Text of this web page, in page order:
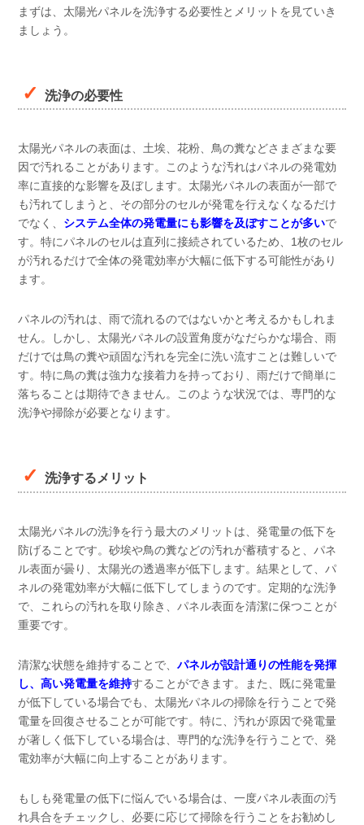
まずは、太陽光パネルを洗浄する必要性とメリットを見ていき
ましょう。
洗浄の必要性
太陽光パネルの表面は、土埃、花粉、鳥の糞などさまざまな要
因で汚れることがあります。このような汚れはパネルの発電効
率に直接的な影響を及ぼします。太陽光パネルの表面が一部で
も汚れてしまうと、その部分のセルが発電を行えなくなるだけ
でなく、 システム全体の発電量にも影響を及ぼすことが多いで
す。特にパネルのセルは直列に接続されているため、1枚のセル
が汚れるだけで全体の発電効率が大幅に低下する可能性があり
ます。
パネルの汚れは、雨で流れるのではないかと考えるかもしれま
せん。しかし、太陽光パネルの設置角度がなだらかな場合、雨
だけでは鳥の糞や頑固な汚れを完全に洗い流すことは難しいで
す。特に鳥の糞は強力な接着力を持っており、雨だけで簡単に
落ちることは期待できません。このような状況では、専門的な
洗浄や掃除が必要となります。
洗浄するメリット
太陽光パネルの洗浄を行う最大のメリットは、発電量の低下を
防げることです。砂埃や鳥の糞などの汚れが蓄積すると、パネ
ル表面が曇り、太陽光の透過率が低下します。結果として、パ
ネルの発電効率が大幅に低下してしまうのです。定期的な洗浄
で、これらの汚れを取り除き、パネル表面を清潔に保つことが
重要です。
清潔な状態を維持することで、 パネルが設計通りの性能を発揮
し、高い発電量を維持することができます。また、既に発電量
が低下している場合でも、太陽光パネルの掃除を行うことで発
電量を回復させることが可能です。特に、汚れが原因で発電量
が著しく低下している場合は、専門的な洗浄を行うことで、発
電効率が大幅に向上することがあります。
もしも発電量の低下に悩んでいる場合は、一度パネル表面の汚
れ具合をチェックし、必要に応じて掃除を行うことをお勧めし